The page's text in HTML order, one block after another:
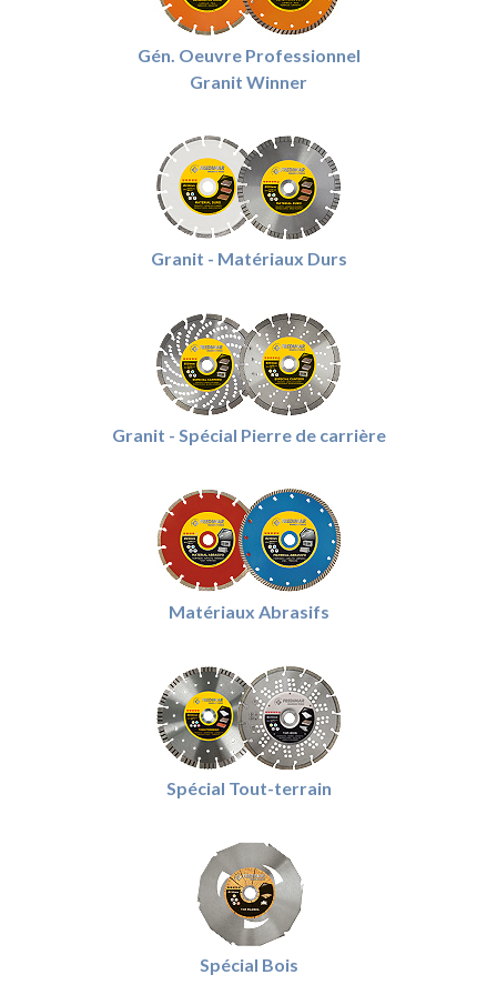
Gén. Oeuvre Professionnel
Granit Winner
Granit - Matériaux Durs
Granit - Spécial Pierre de carrière
Matériaux Abrasifs
Spécial Tout-terrain
Spécial Bois